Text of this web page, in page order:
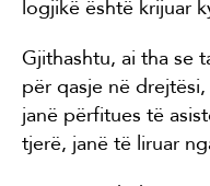
logjikë është krijuar
Gjithashtu, ai tha se
për qasje në
janë përfitues të
tjerë, janë të liruar